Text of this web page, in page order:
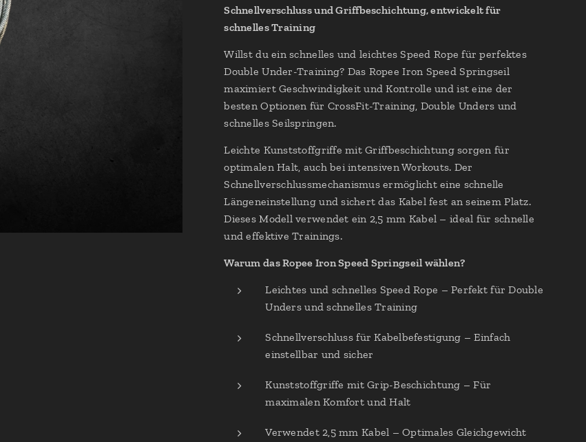
Schnellverschluss und Griffbeschichtung, entwickelt für
schnelles Training
Willst du ein schnelles und leichtes Speed Rope für perfektes
Double Under-Training? Das Ropee Iron Speed Springseil
maximiert Geschwindigkeit und Kontrolle und ist eine der
besten Optionen für CrossFit-Training, Double Unders und
schnelles Seilspringen.
Leichte Kunststoffgriffe mit Griffbeschichtung sorgen für
optimalen Halt, auch bei intensiven Workouts. Der
Schnellverschlussmechanismus ermöglicht eine schnelle
Längeneinstellung und sichert das Kabel fest an seinem Platz.
Dieses Modell verwendet ein 2,5 mm Kabel – ideal für schnelle
und effektive Trainings.
Warum das Ropee Iron Speed Springseil wählen?
Leichtes und schnelles Speed Rope – Perfekt für Double
Unders und schnelles Training
Schnellverschluss für Kabelbefestigung – Einfach
einstellbar und sicher
Kunststoffgriffe mit Grip-Beschichtung – Für
maximalen Komfort und Halt
Verwendet 2,5 mm Kabel – Optimales Gleichgewicht